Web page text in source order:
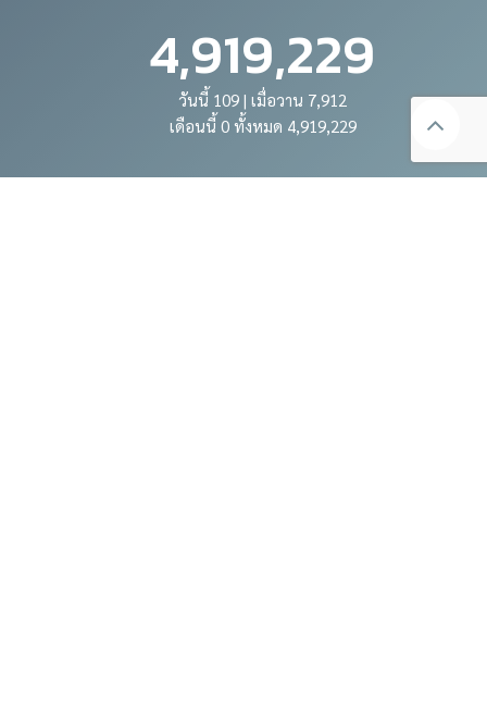
4,919,229
วันนี้ 109 | เมื่อวาน 7,912
เดือนนี้ 0 ทั้งหมด 4,919,229